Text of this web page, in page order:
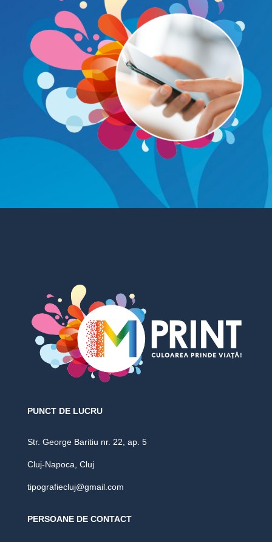
PUNCT DE LUCRU
Str. George Baritiu nr. 22, ap. 5
Cluj-Napoca, Cluj
tipografiecluj@gmail.com
PERSOANE DE CONTACT